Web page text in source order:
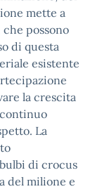
mette a
possono
di questa
esistente
la crescita
La
di crocus
del milione e